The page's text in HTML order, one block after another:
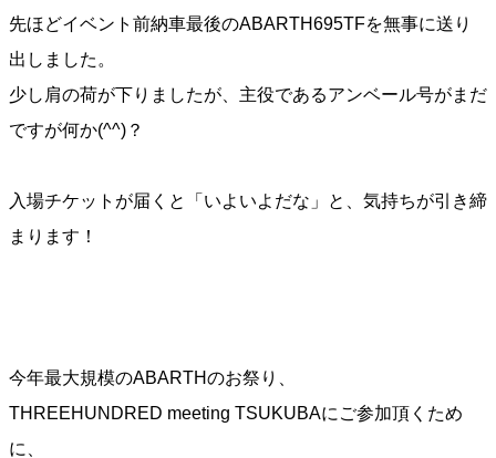
先ほどイベント前納車最後のABARTH695TFを無事に送り
出しました。
少し肩の荷が下りましたが、主役であるアンベール号がまだ
ですが何か(^^)？
入場チケットが届くと「いよいよだな」と、気持ちが引き締
まります！
今年最大規模のABARTHのお祭り、
THREEHUNDRED meeting TSUKUBAにご参加頂くため
に、